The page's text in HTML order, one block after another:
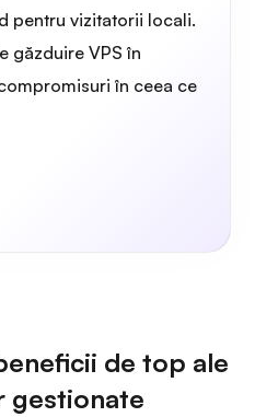
pentru vizitatorii locali.
găzduire VPS în
în ceea ce
de top ale
gestionate